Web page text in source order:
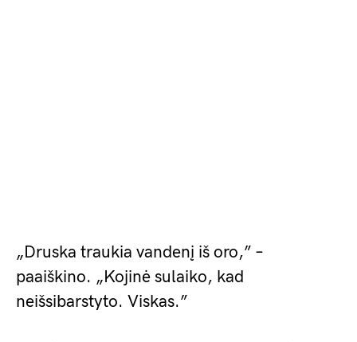
„Druska traukia vandenį iš oro,” –
paaiškino. „Kojinė sulaiko, kad
neišsibarstyto. Viskas.”